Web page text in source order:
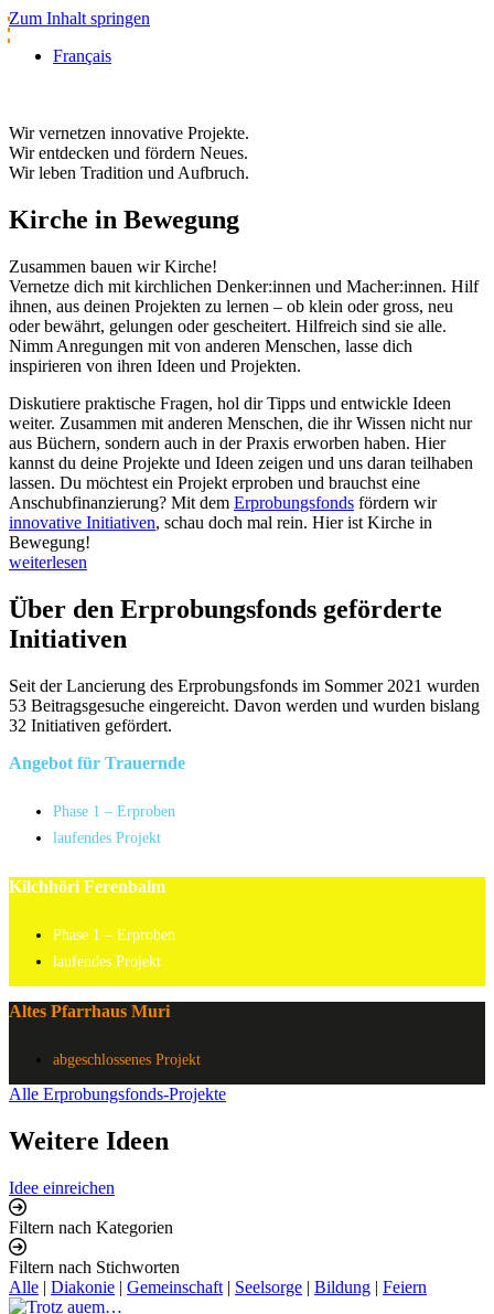
Zum Inhalt springen
Français
Wir vernetzen innovative Projekte.
Wir entdecken und fördern Neues.
Wir leben Tradition und Aufbruch.
Kirche in Bewegung
Zusammen bauen wir Kirche!
Vernetze dich mit kirchlichen Denker:innen und Macher:innen. Hilf
ihnen, aus deinen Projekten zu lernen – ob klein oder gross, neu
oder bewährt, gelungen oder gescheitert. Hilfreich sind sie alle.
Nimm Anregungen mit von anderen Menschen, lasse dich
inspirieren von ihren Ideen und Projekten.
Diskutiere praktische Fragen, hol dir Tipps und entwickle Ideen
weiter. Zusammen mit anderen Menschen, die ihr Wissen nicht nur
aus Büchern, sondern auch in der Praxis erworben haben. Hier
kannst du deine Projekte und Ideen zeigen und uns daran teilhaben
lassen. Du möchtest ein Projekt erproben und brauchst eine
Anschubfinanzierung? Mit dem Erprobungsfonds fördern wir
innovative Initiativen, schau doch mal rein. Hier ist Kirche in
Bewegung!
weiterlesen
Über den Erprobungsfonds geförderte
Initiativen
Seit der Lancierung des Erprobungsfonds im Sommer 2021 wurden
53 Beitragsgesuche eingereicht. Davon werden und wurden bislang
32 Initiativen gefördert.
Angebot für Trauernde
Phase 1 – Erproben
laufendes Projekt
Kilchhöri Ferenbalm
Phase 1 – Erproben
laufendes Projekt
Altes Pfarrhaus Muri
abgeschlossenes Projekt
Alle Erprobungsfonds-Projekte
Weitere Ideen
Idee einreichen
Filtern nach Kategorien
Filtern nach Stichworten
Alle | Diakonie | Gemeinschaft | Seelsorge | Bildung | Feiern